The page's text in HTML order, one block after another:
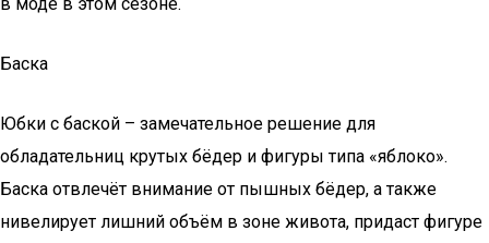
Баска
Юбки с баской – замечательное решение для
обладательниц крутых бёдер и фигуры типа «яблоко».
Баска отвлечёт внимание от пышных бёдер, а также
нивелирует лишний объём в зоне живота, придаст фигуре